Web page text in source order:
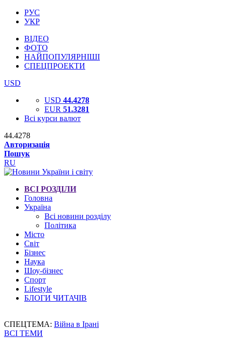
РУС
УКР
ВІДЕО
ФОТО
НАЙПОПУЛЯРНІШІ
СПЕЦПРОЕКТИ
USD
USD 44.4278
EUR 51.3281
Всі курси валют
44.4278
Авторизація
Пошук
RU
ВСІ РОЗДІЛИ
Головна
Україна
Всі новини розділу
Політика
Місто
Світ
Бізнес
Наука
Шоу-бізнес
Спорт
Lifestyle
БЛОГИ ЧИТАЧІВ
СПЕЦТЕМА: Війна в Ірані
ВСІ ТЕМИ